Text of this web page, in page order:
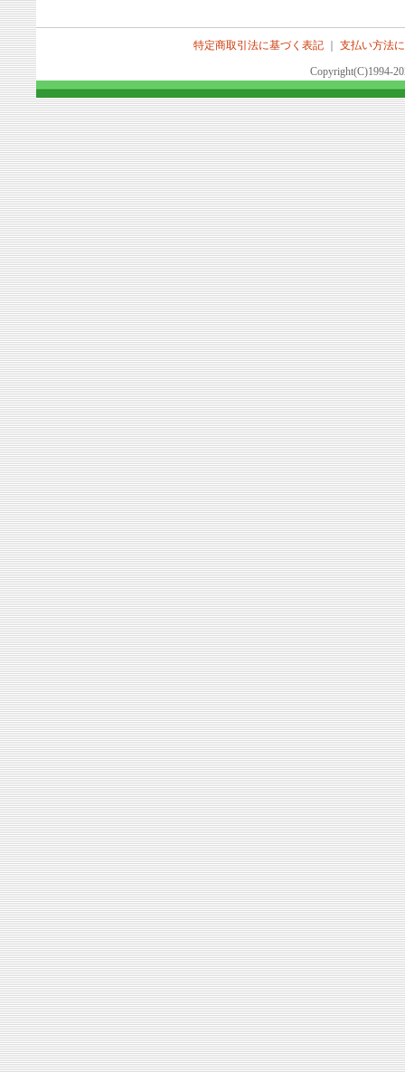
特定商取引法に基づく表記 支払い方法
Copyright(C)1994-